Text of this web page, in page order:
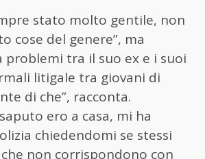
stato molto gentile, non
cose del genere”, ma
problemi tra il suo ex e i suoi
litigale tra giovani di
di che”, racconta.
ero a casa, mi ha
chiedendomi se stessi
che non corrispondono con